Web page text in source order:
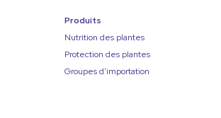
Produits
Nutrition des plantes
Protection des plantes
Groupes d'importation